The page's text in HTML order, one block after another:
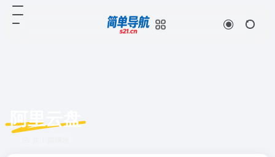
阿里云盘